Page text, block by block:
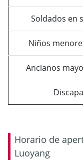
Soldados en
Niños
Ancianos
Horario de
Luoyang